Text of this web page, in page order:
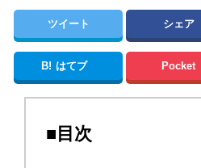
ツイート シェア
B! はてブ Pocket
■目次